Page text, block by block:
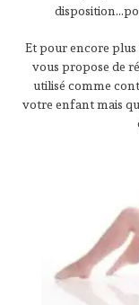
Et pour encore plus
vous propose de
utilisé comme
votre enfant mais